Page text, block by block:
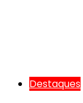
Destaques